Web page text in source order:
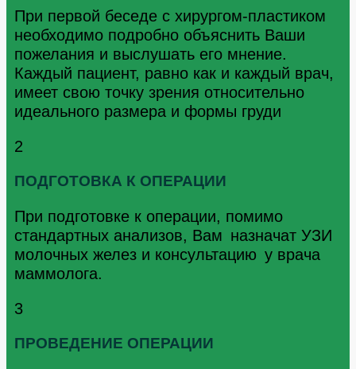
При первой беседе с хирургом-пластиком
необходимо подробно объяснить Ваши
пожелания и выслушать его мнение.
Каждый пациент, равно как и каждый врач,
имеет свою точку зрения относительно
идеального размера и формы груди
2
ПОДГОТОВКА К ОПЕРАЦИИ
При подготовке к операции, помимо
стандартных анализов, Вам назначат УЗИ
молочных желез и консультацию у врача
маммолога.
3
ПРОВЕДЕНИЕ ОПЕРАЦИИ